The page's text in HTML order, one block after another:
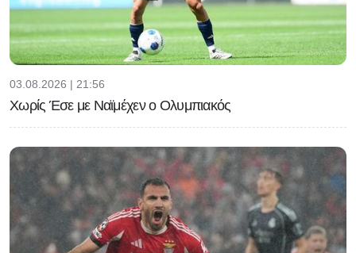
03.08.2026 | 21:56
Χωρίς Έσε με Ναϊμέχεν ο Ολυμπιακός